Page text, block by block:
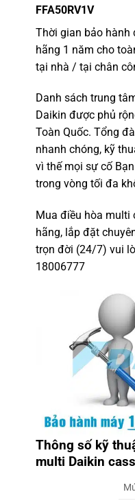
FFA50RV1V
Thời gian bảo hành
hãng 1 năm cho
tại nhà / tại chân
Danh sách trung
Daikin được phủ
Toàn Quốc. Tổng
nhanh chóng, kỹ
vì thế mọi sự cố
trong vòng tối đa
Mua điều hòa multi
hãng, lắp đặt
trọn đời (24/7) vui
18006777
Thông số kỹ
multi Daikin